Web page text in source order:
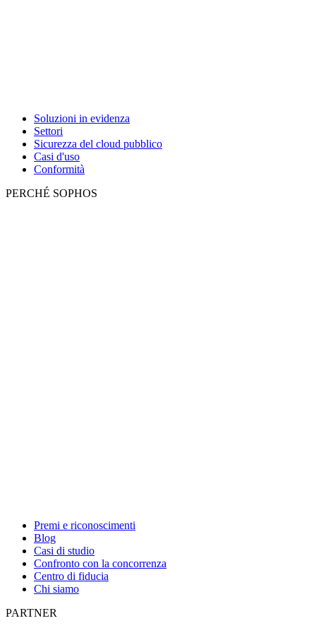
Soluzioni in evidenza
Settori
Sicurezza del cloud pubblico
Casi d'uso
Conformità
PERCHÉ SOPHOS
Premi e riconoscimenti
Blog
Casi di studio
Confronto con la concorrenza
Centro di fiducia
Chi siamo
PARTNER